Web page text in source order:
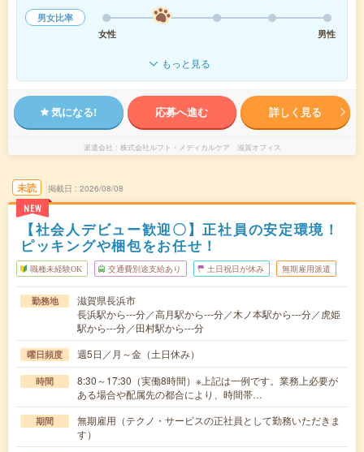
男女比率
女性
男性
もっと見る
気になる! 応募へ進む 詳しく見る
派遣会社 株式会社ルフト・メディカルケア 滋賀オフィス
未読
NEW
掲載日 2026/08/08
【社会人デビュー歓迎〇】正社員の安定環境！
ピッキングや梱包をお任せ！
職種未経験OK 交通費別途支給あり 土日祝日が休み 無期雇用派遣
勤務地
滋賀県長浜市
長浜駅から---分／高月駅から---分／木ノ本駅から---分／虎姫
駅から---分／田村駅から---分
曜日頻度 週5日／月～金（土日休み）
時間
8:30～17:30（実働8時間）※上記は一例です。業務上必要が
ある場合や配属先の都合により、時間帯…
期間
無期雇用（テクノ・サービスの正社員として勤務いただきま
す）